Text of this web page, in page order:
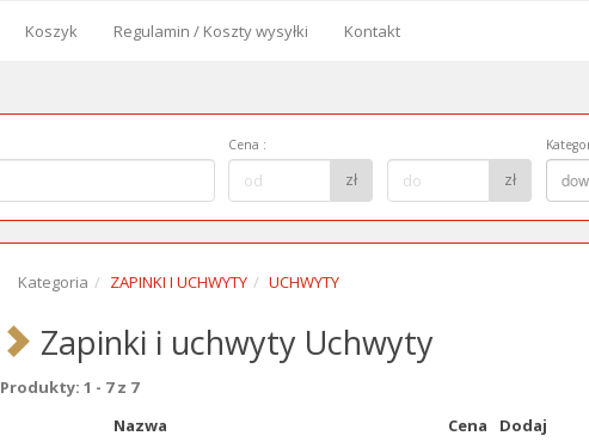
Koszyk Regulamin / Koszty wysyłki Kontakt
Cena od
:
zł
do:
zł
Kategoria ZAPINKI I UCHWYTY UCHWYTY
Zapinki i uchwyty Uchwyty
Produkty: 1 - 7 z 7
Nazwa Cena Dodaj